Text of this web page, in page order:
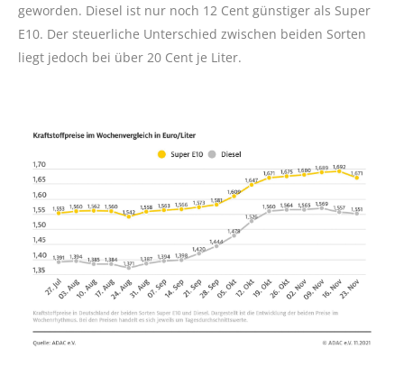
geworden. Diesel ist nur noch 12 Cent günstiger als Super
E10. Der steuerliche Unterschied zwischen beiden Sorten
liegt jedoch bei über 20 Cent je Liter.